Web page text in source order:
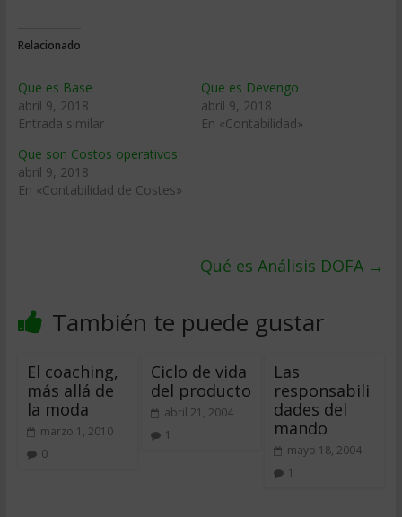
Relacionado
Que es Base
abril 9, 2018
Entrada similar
Que es Devengo
abril 9, 2018
En «Contabilidad»
Que son Costos operativos
abril 9, 2018
En «Contabilidad de Costes»
Qué es Análisis DOFA →
También te puede gustar
El coaching,
más allá de
la moda
marzo 1, 2010
0
Ciclo de vida
del producto
abril 21, 2004
1
Las
responsabili
dades del
mando
mayo 18, 2004
1